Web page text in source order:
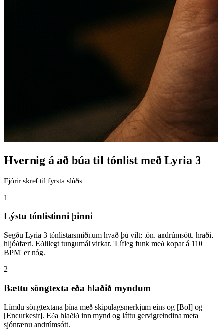
Hvernig á að búa til tónlist með Lyria 3
Fjórir skref til fyrsta slóðs
1
Lýstu tónlistinni þinni
Segðu Lyria 3 tónlistarsmiðnum hvað þú vilt: tón, andrúmsótt, hraði,
hljóðfæri. Eðlilegt tungumál virkar. 'Lífleg funk með kopar á 110
BPM' er nóg.
2
Bættu söngtexta eða hlaðið myndum
Límdu söngtextana þína með skipulagsmerkjum eins og [Bol] og
[Endurkestr]. Eða hlaðið inn mynd og láttu gervigreindina meta
sjónrænu andrúmsótt.